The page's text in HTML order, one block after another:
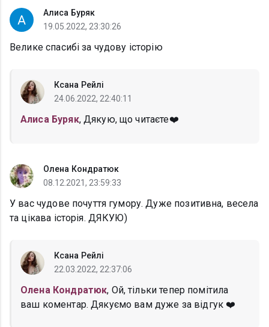
Алиса Буряк
19.05.2022, 23:30:26
Велике спасибі за чудову історію
Ксана Рейлі
24.06.2022, 22:40:11
Алиса Буряк, Дякую, що читаєте❤️
Олена Кондратюк
08.12.2021, 23:59:33
У вас чудове почуття гумору. Дуже позитивна, весела
та цікава історія. ДЯКУЮ)
Ксана Рейлі
22.03.2022, 22:37:06
Олена Кондратюк, Ой, тільки тепер помітила
ваш коментар. Дякуємо вам дуже за відгук ❤️